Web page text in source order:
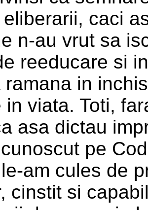
caci
n-au vrut sa
reeducare si
ramana in
in viata. Toti,
asa dictau
pe
am cules de
cinstit si